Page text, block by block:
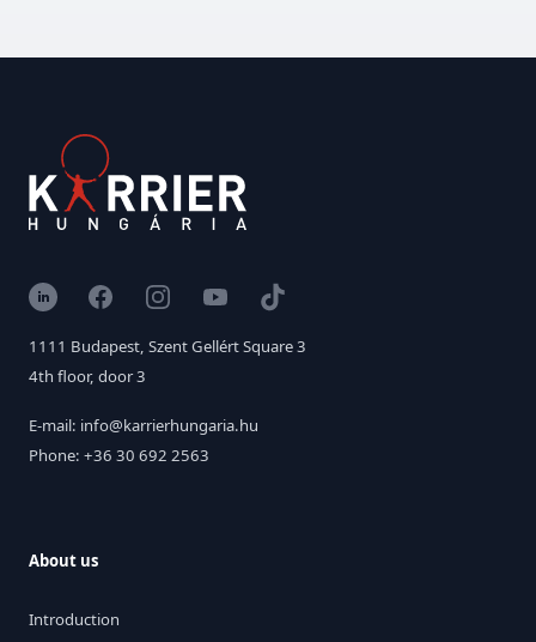
LinkedInFacebookInstagramYouTubeTikTok
1111 Budapest, Szent Gellért Square 3
4th floor, door 3
E-mail: info@karrierhungaria.hu
Phone: +36 30 692 2563
About us
Introduction